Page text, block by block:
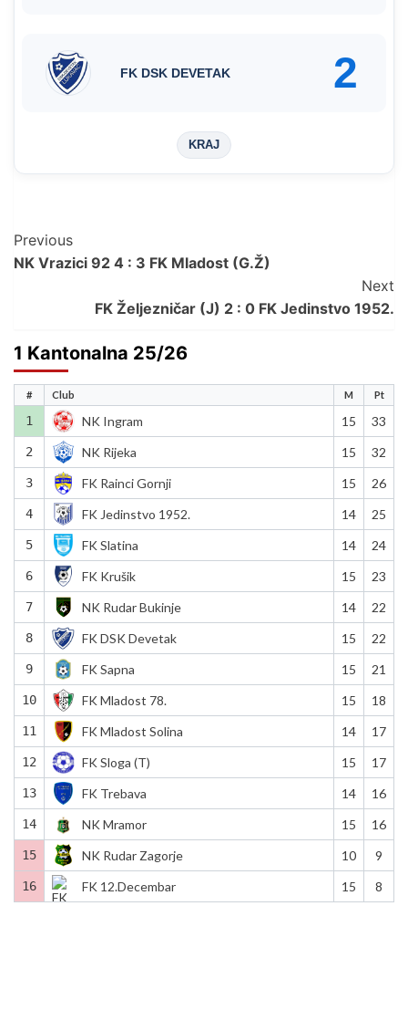
FK DSK DEVETAK 2
KRAJ
Post
Navigation
Previous
NK Vrazici 92 4 : 3 FK Mladost (G.Ž)
Next
FK Željezničar (J) 2 : 0 FK Jedinstvo 1952.
1 Kantonalna 25/26
# Club M Pt
1 NK Ingram 15 33
2 NK Rijeka 15 32
3 FK Rainci Gornji 15 26
4 FK Jedinstvo 1952. 14 25
5 FK Slatina 14 24
6 FK Krušik 15 23
7 NK Rudar Bukinje 14 22
8 FK DSK Devetak 15 22
9 FK Sapna 15 21
10 FK Mladost 78. 15 18
11 FK Mladost Solina 14 17
12 FK Sloga (T) 15 17
13 FK Trebava 14 16
14 NK Mramor 15 16
15 NK Rudar Zagorje 10 9
16 FK 12.Decembar 15 8